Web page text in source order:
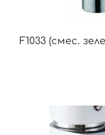
F1033 (смес.